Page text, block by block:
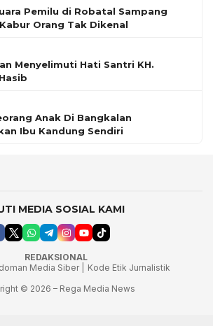
Pemilu di Robatal Sampang
Orang Tak Dikenal
Menyelimuti Hati Santri KH.
Anak Di Bangkalan
Ibu Kandung Sendiri
MEDIA SOSIAL KAMI
REDAKSIONAL
Media Siber |
Kode Etik Jurnalistik
© 2026 – Rega Media News